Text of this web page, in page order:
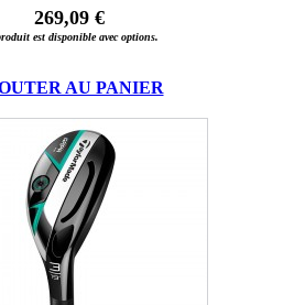
269,09 €
est disponible avec options.
AU PANIER